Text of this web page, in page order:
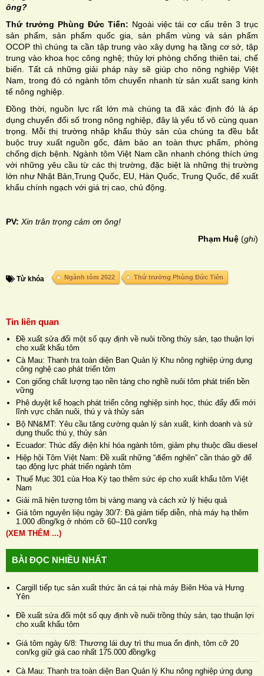
ông?
Thứ trưởng Phùng Đức Tiến: Ngoài việc tái cơ cấu trên 3 trục
sản phẩm, sản phẩm quốc gia, sản phẩm vùng và sản phẩm
OCOP thì chúng ta cần tập trung vào xây dựng hạ tầng cơ sở, tập
trung vào khoa học công nghệ; thủy lợi phòng chống thiên tai, chế
biến. Tất cả những giải pháp này sẽ giúp cho nông nghiệp Việt
Nam, trong đó có ngành tôm chuyển nhanh từ sản xuất sang kinh
tế nông nghiệp.
Đồng thời, nguồn lực rất lớn mà chúng ta đã xác định đó là áp
dụng chuyển đổi số trong nông nghiệp, đây là yếu tố vô cùng quan
trọng. Mỗi thị trường nhập khẩu thủy sản của chúng ta đều bắt
buộc truy xuất nguồn gốc, đảm bảo an toàn thực phẩm, phòng
chống dịch bệnh. Ngành tôm Việt Nam cần nhanh chóng thích ứng
với những yêu cầu từ các thị trường, đặc biệt là những thị trường
lớn như Nhật Bản,Trung Quốc, EU, Hàn Quốc, Trung Quốc, để xuất
khẩu chính ngạch với giá trị cao, chủ động.
PV: Xin trân trọng cảm ơn ông!
Phạm Huệ (ghi)
Từ khóa Ngành tôm 2022 Thứ trưởng Phùng Đức Tiến
Tin liên quan
Đề xuất sửa đổi một số quy định về nuôi trồng thủy sản, tạo thuận lợi
cho xuất khẩu tôm
Cà Mau: Thanh tra toàn diện Ban Quản lý Khu nông nghiệp ứng dụng
công nghệ cao phát triển tôm
Con giống chất lượng tạo nền tảng cho nghề nuôi tôm phát triển bền
vững
Phê duyệt kế hoạch phát triển công nghiệp sinh học, thúc đẩy đổi mới
lĩnh vực chăn nuôi, thú y và thủy sản
Bộ NN&MT: Yêu cầu tăng cường quản lý sản xuất, kinh doanh và sử
dụng thuốc thú y, thủy sản
Ecuador: Thúc đẩy điện khí hóa ngành tôm, giảm phụ thuộc dầu diesel
Hiệp hội Tôm Việt Nam: Đề xuất những “điểm nghẽn” cần tháo gỡ để
tạo động lực phát triển ngành tôm
Thuế Mục 301 của Hoa Kỳ tạo thêm sức ép cho xuất khẩu tôm Việt
Nam
Giải mã hiện tượng tôm bị vàng mang và cách xử lý hiệu quả
Giá tôm nguyên liệu ngày 30/7: Đà giảm tiếp diễn, nhà máy hạ thêm
1.000 đồng/kg ở nhóm cỡ 60–110 con/kg
(XEM THÊM ...)
BÀI ĐỌC NHIỀU NHẤT
Cargill tiếp tục sản xuất thức ăn cá tại nhà máy Biên Hòa và Hưng
Yên
Đề xuất sửa đổi một số quy định về nuôi trồng thủy sản, tạo thuận lợi
cho xuất khẩu tôm
Giá tôm ngày 6/8: Thương lái duy trì thu mua ổn định, tôm cỡ 20
con/kg giữ giá cao nhất 175.000 đồng/kg
Cà Mau: Thanh tra toàn diện Ban Quản lý Khu nông nghiệp ứng dụng